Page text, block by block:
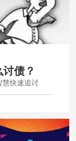
债？
慧快速追讨